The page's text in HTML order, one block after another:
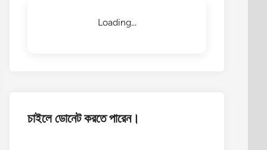
Loading...
চাইলে ডোনেট করতে পারেন।